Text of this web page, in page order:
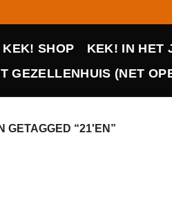
KEK! SHOP KEK! IN HET
GEZELLENHUIS (NET
GETAGGED “21'EN”